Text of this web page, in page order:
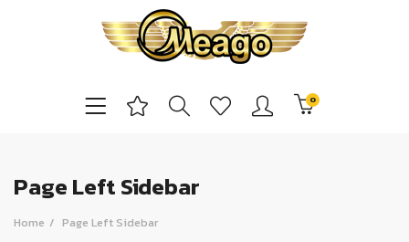
0
Page Left Sidebar
Home Page Left Sidebar